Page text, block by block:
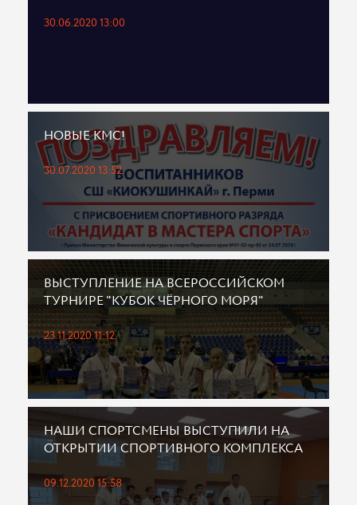
30.06.2020 13:00
НОВЫЕ КМС!
30.07.2020 13:52
ВЫСТУПЛЕНИЕ НА ВСЕРОССИЙСКОМ
ТУРНИРЕ "КУБОК ЧЁРНОГО МОРЯ"
23.11.2020 11:12
НАШИ СПОРТСМЕНЫ ВЫСТУПИЛИ НА
ОТКРЫТИИ СПОРТИВНОГО КОМПЛЕКСА
09.12.2020 15:58